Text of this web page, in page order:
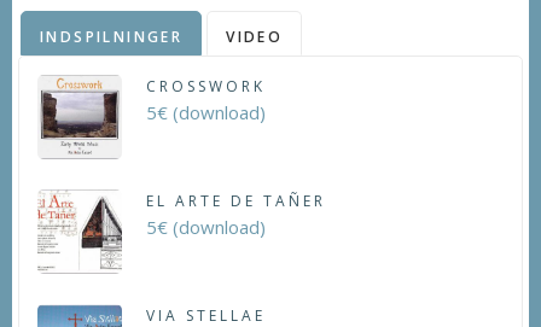
INDSPILNINGER VIDEO
CROSSWORK
5€ (download)
EL ARTE DE TAÑER
5€ (download)
VIA STELLAE